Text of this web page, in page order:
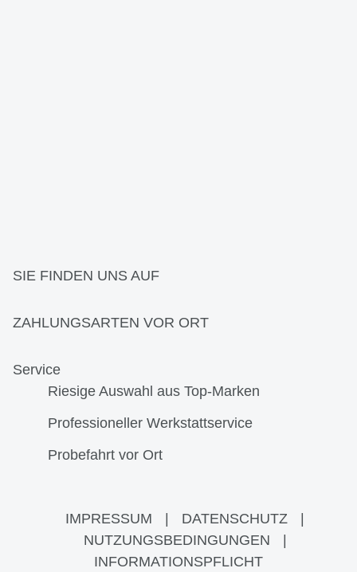
SIE FINDEN UNS AUF
ZAHLUNGSARTEN VOR ORT
Service
Riesige Auswahl aus Top-Marken
Professioneller Werkstattservice
Probefahrt vor Ort
IMPRESSUM DATENSCHUTZ
NUTZUNGSBEDINGUNGEN
INFORMATIONSPFLICHT